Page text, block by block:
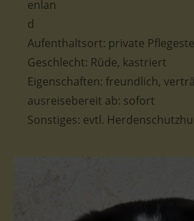
Aufenthaltsort: private
Geschlecht: Rüde, kastriert
Eigenschaften: freundlich,
ausreisebereit ab: sofort
Sonstiges: evtl.